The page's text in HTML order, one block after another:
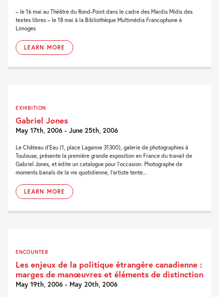
– le 16 mai au Théâtre du Rond-Point dans le cadre des Mardis Midis des
textes libres – le 18 mai à la Bibliothèque Multimédia Francophone à
Limoges
LEARN MORE
EXHIBITION
Gabriel Jones
May 17th, 2006 - June 25th, 2006
Le Château d'Eau (1, place Laganne 31300), galerie de photographies à
Toulouse, présente la première grande exposition en France du travail de
Gabriel Jones, et édite un catalogue pour l'occasion. Photographe de
moments banals de la vie quotidienne, l'artiste tente...
LEARN MORE
ENCOUNTER
Les enjeux de la politique étrangère canadienne :
marges de manœuvres et éléments de distinction
May 19th, 2006 - May 20th, 2006